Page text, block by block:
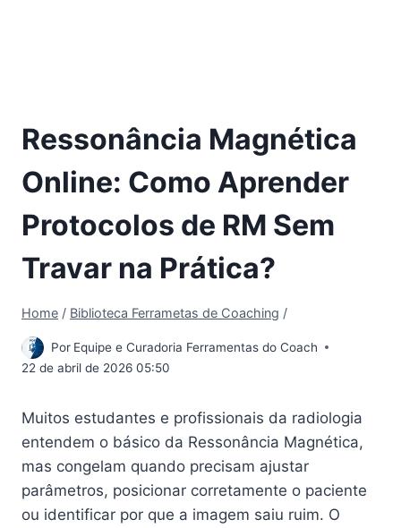
Ressonância Magnética
Online: Como Aprender
Protocolos de RM Sem
Travar na Prática?
Home / Biblioteca Ferrametas de Coaching /
Por Equipe e Curadoria Ferramentas do Coach
22 de abril de 2026 05:50
Muitos estudantes e profissionais da radiologia
entendem o básico da Ressonância Magnética,
mas congelam quando precisam ajustar
parâmetros, posicionar corretamente o paciente
ou identificar por que a imagem saiu ruim. O